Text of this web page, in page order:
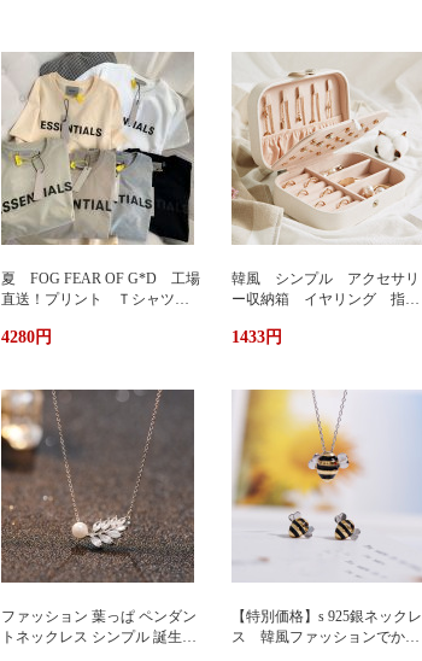
夏 FOG FEAR OF G*D 工場
直送！プリント Ｔシャツ
兼用 ユニセックス おしゃ
4280円
韓風 シンプル アクセサリ
ー収納箱 イヤリング 指
ックス ジュエリーケース ジ
い 小物入れ イアリン
グ ピアス 首飾り アクセ
サリー ケース
1433円
ファッション 葉っぱ ペンダン
トネックレス シンプル 誕生日
【特別価格】s 925銀ネックレ
ス 韓風ファッションでかわ